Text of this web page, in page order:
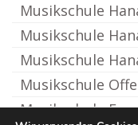
Musikschule
Musikschule
Musikschule
Musikschule
Musikschule